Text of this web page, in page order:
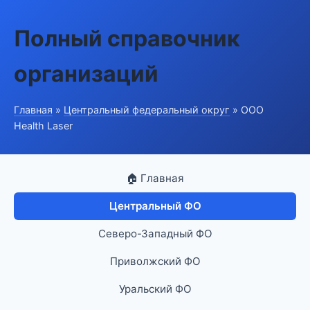
Полный справочник
организаций
Главная » Центральный федеральный округ » ООО
Health Laser
🏠 Главная
Центральный ФО
Северо-Западный ФО
Приволжский ФО
Уральский ФО